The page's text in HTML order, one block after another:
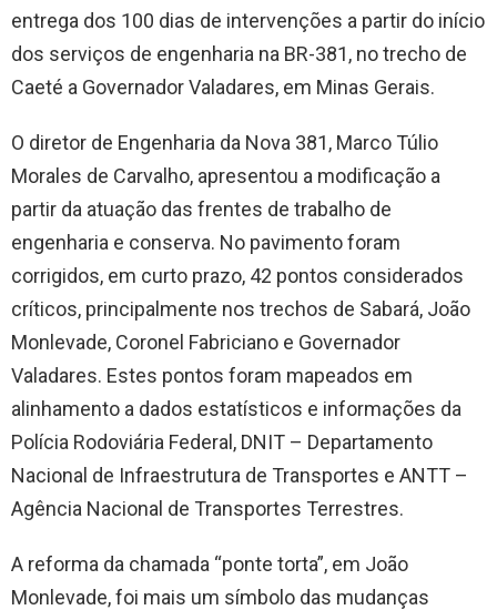
entrega dos 100 dias de intervenções a partir do início
dos serviços de engenharia na BR-381, no trecho de
Caeté a Governador Valadares, em Minas Gerais.
O diretor de Engenharia da Nova 381, Marco Túlio
Morales de Carvalho, apresentou a modificação a
partir da atuação das frentes de trabalho de
engenharia e conserva. No pavimento foram
corrigidos, em curto prazo, 42 pontos considerados
críticos, principalmente nos trechos de Sabará, João
Monlevade, Coronel Fabriciano e Governador
Valadares. Estes pontos foram mapeados em
alinhamento a dados estatísticos e informações da
Polícia Rodoviária Federal, DNIT – Departamento
Nacional de Infraestrutura de Transportes e ANTT –
Agência Nacional de Transportes Terrestres.
A reforma da chamada “ponte torta”, em João
Monlevade, foi mais um símbolo das mudanças